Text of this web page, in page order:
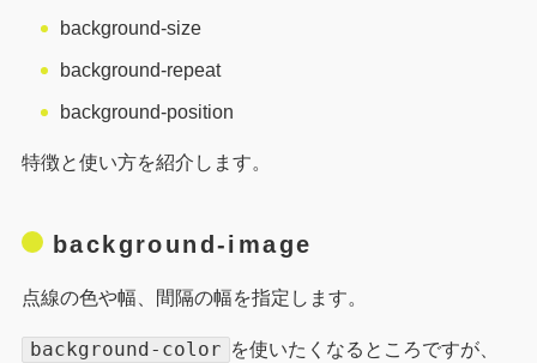
background-size
background-repeat
background-position
特徴と使い方を紹介します。
background-image
点線の色や幅、間隔の幅を指定します。
background-color を使いたくなるところですが、